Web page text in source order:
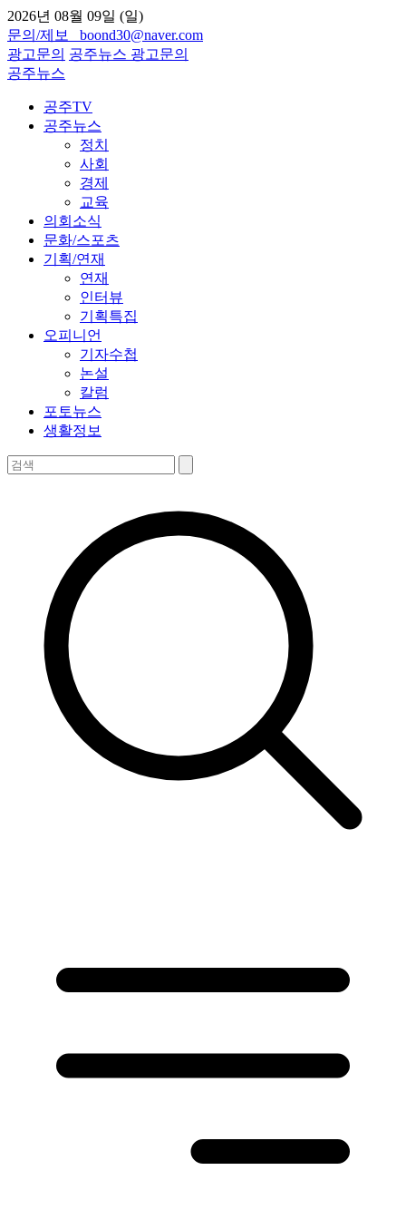
2026년 08월 09일 (일)
문의/제보 boond30@naver.com
광고문의 공주뉴스 광고문의
공주뉴스
공주TV
공주뉴스
정치
사회
경제
교육
의회소식
문화/스포츠
기획/연재
연재
인터뷰
기획특집
오피니언
기자수첩
논설
칼럼
포토뉴스
생활정보